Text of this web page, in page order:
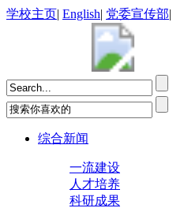
学校主页| English| 党委宣传部|
综合新闻
一流建设
人才培养
科研成果